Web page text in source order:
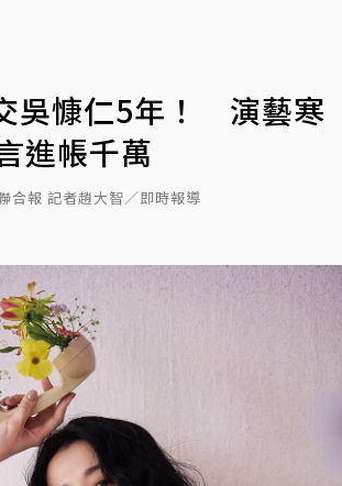
吳慷仁5年！ 演藝寒
進帳千萬
合報 記者趙大智／即時報導